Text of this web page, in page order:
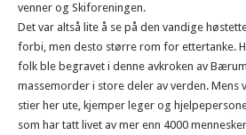
venner og Skiforeningen.
Det var altså lite å se på den vandige
forbi, men desto større rom for ettertanke.
folk ble begravet i denne avkroken av
massemorder i store deler av verden. Mens
stier her ute, kjemper leger og
som har tatt livet av mer enn 4000